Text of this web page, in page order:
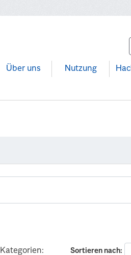
Über uns Nutzung
Sortieren nach
Kategorien: